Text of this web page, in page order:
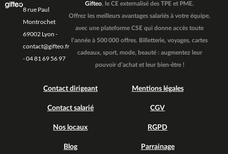
8 rue Paul
Montrochet
69002 Lyon -
contact@gifteo.fr
- 04 81 69 56 97
Gifteo, le CE externalisé des TPE et PME.
Offrez les meilleurs avantages salariés à votre équipe,
avec une plateforme CSE qui donne accès toute
l’année à 500 000 offres. Billetterie, voyages, cartes
cadeaux, sport, mode, beauté : augmentez leur
pouvoir d’achat et leur bien-être !
Contact dirigeant
Contact salarié
Nos locaux
Blog
Mentions légales
CGV
RGPD
Parrainage